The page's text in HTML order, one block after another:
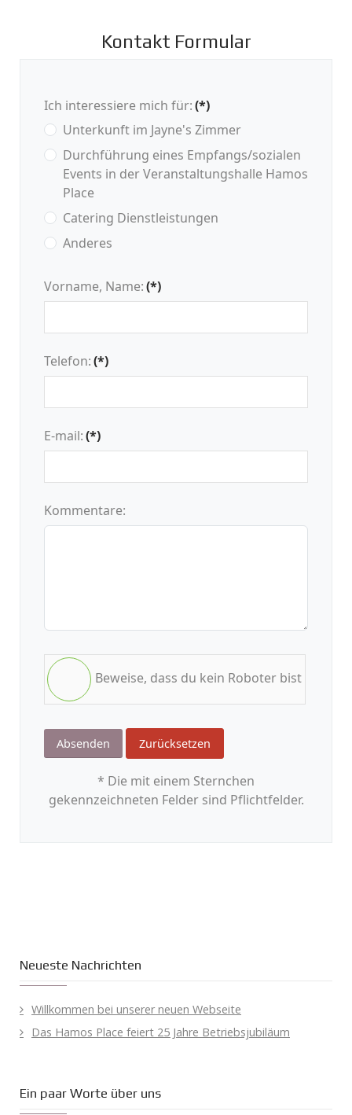
Kontakt Formular
Ich interessiere mich für:(*)
Unterkunft im Jayne's Zimmer
Durchführung eines Empfangs/sozialen
Events in der Veranstaltungshalle Hamos
Place
Catering Dienstleistungen
Anderes
Vorname, Name:(*)
Telefon:(*)
E-mail:(*)
Kommentare:
Beweise, dass du kein Roboter bist
Absenden Zurücksetzen
* Die mit einem Sternchen
gekennzeichneten Felder sind Pflichtfelder.
Neueste Nachrichten
Willkommen bei unserer neuen Webseite
Das Hamos Place feiert 25 Jahre Betriebsjubiläum
Ein paar Worte über uns